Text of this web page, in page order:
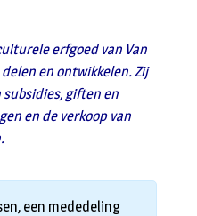
erfgoed van Van
en ontwikkelen. Zij
giften en
en de verkoop van
een mededeling